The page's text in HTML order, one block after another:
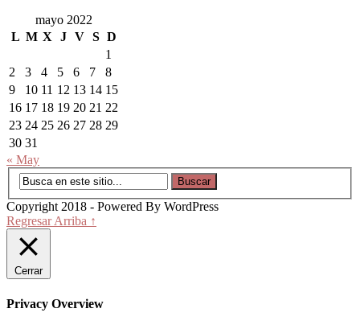
mayo 2022
L M X J V S D
1
2
3 4 5 6 7
8
9
10 11 12 13 14 15
16 17 18 19 20 21 22
23 24 25 26 27 28 29
30 31
« May
Copyright 2018 - Powered By WordPress
Regresar Arriba ↑
Cerrar
Privacy Overview